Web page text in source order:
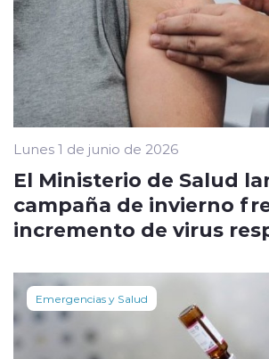
Lunes 1 de junio de 2026
El Ministerio de Salud
campaña de invierno
incremento de virus
Emergencias y Salud